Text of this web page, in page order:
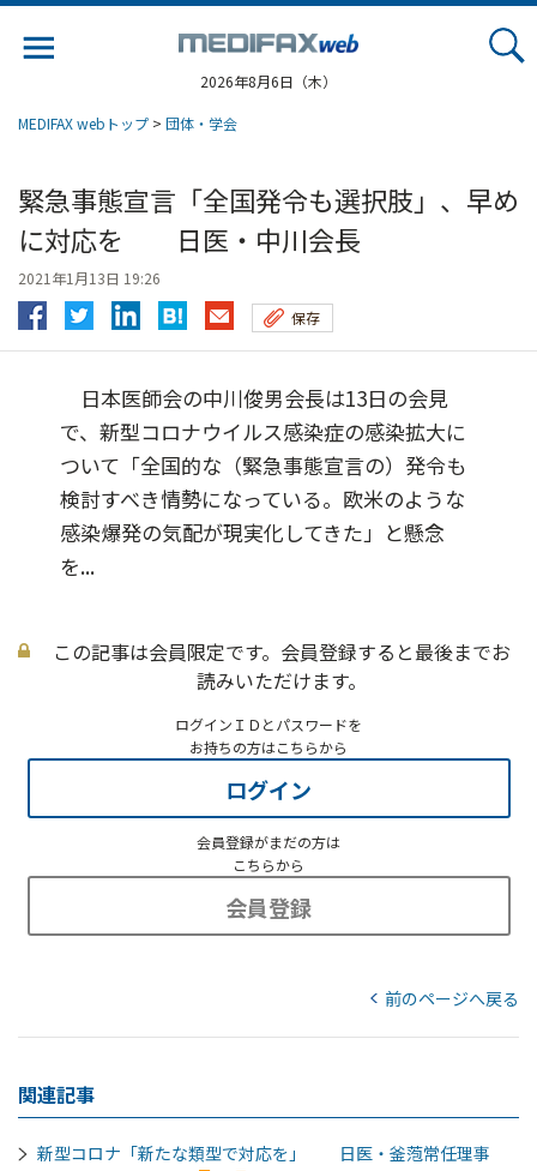
2026年8月6日（木）
MEDIFAX webトップ > 団体・学会
緊急事態宣言「全国発令も選択肢」、早め
に対応を 日医・中川会長
2021年1月13日 19:26
保存
日本医師会の中川俊男会長は13日の会見
で、新型コロナウイルス感染症の感染拡大に
ついて「全国的な（緊急事態宣言の）発令も
検討すべき情勢になっている。欧米のような
感染爆発の気配が現実化してきた」と懸念
を...
この記事は会員限定です。会員登録すると最後までお
読みいただけます。
ログインＩＤとパスワードを
お持ちの方はこちらから
ログイン
会員登録がまだの方は
こちらから
会員登録
前のページへ戻る
関連記事
新型コロナ「新たな類型で対応を」 日医・釜萢常任理事